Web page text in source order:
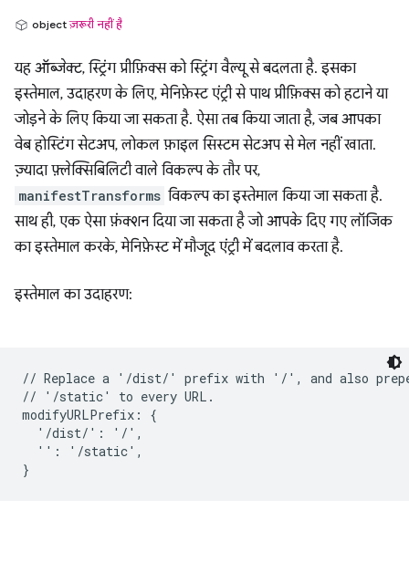
objectज़रूरी नहीं है
यह ऑब्जेक्ट, स्ट्रिंग प्रीफ़िक्स को स्ट्रिंग वैल्यू से बदलता है. इसका
इस्तेमाल, उदाहरण के लिए, मेनिफ़ेस्ट एंट्री से पाथ प्रीफ़िक्स को हटाने या
जोड़ने के लिए किया जा सकता है. ऐसा तब किया जाता है, जब आपका
वेब होस्टिंग सेटअप, लोकल फ़ाइल सिस्टम सेटअप से मेल नहीं खाता.
ज़्यादा फ़्लेक्सिबिलिटी वाले विकल्प के तौर पर,
manifestTransforms विकल्प का इस्तेमाल किया जा सकता है.
साथ ही, एक ऐसा फ़ंक्शन दिया जा सकता है जो आपके दिए गए लॉजिक
का इस्तेमाल करके, मेनिफ़ेस्ट में मौजूद एंट्री में बदलाव करता है.
इस्तेमाल का उदाहरण:
// Replace a '/dist/' prefix with '/', and also
// '/static' to every URL.
modifyURLPrefix: {
  '/dist/': '/',
  '': '/static',